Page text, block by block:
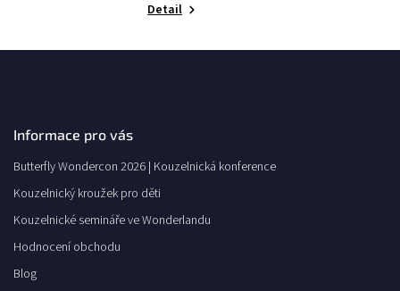
Detail
Informace pro vás
Butterfly Wondercon 2026 | Kouzelnická konference
Kouzelnický kroužek pro děti
Kouzelnické semináře ve Wonderlandu
Hodnocení obchodu
Blog